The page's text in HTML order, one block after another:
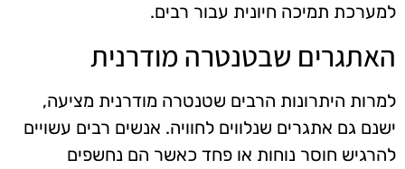
למערכת תמיכה חיונית עבור רבים.
האתגרים שבטנטרה מודרנית
למרות היתרונות הרבים שטנטרה מודרנית מציעה,
ישנם גם אתגרים שנלווים לחוויה. אנשים רבים עשויים
להרגיש חוסר נוחות או פחד כאשר הם נחשפים